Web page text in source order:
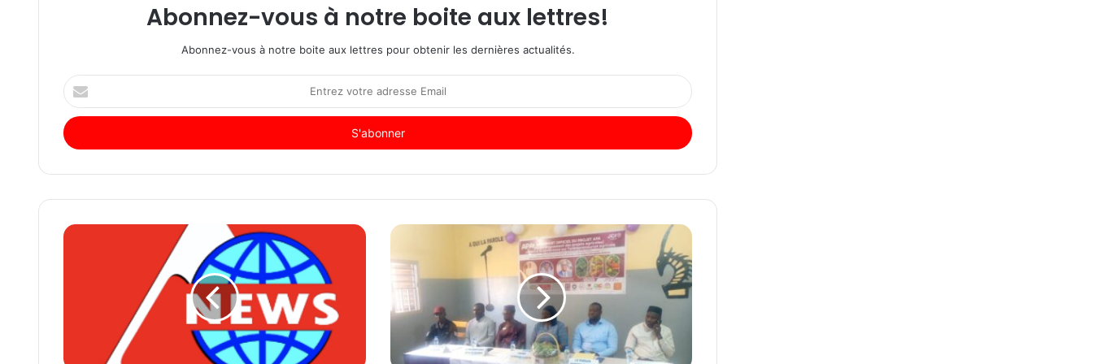
Abonnez-vous à notre boite aux lettres!
Abonnez-vous à notre boite aux lettres pour obtenir les dernières actualités.
Entrez
votre
adresse
Email